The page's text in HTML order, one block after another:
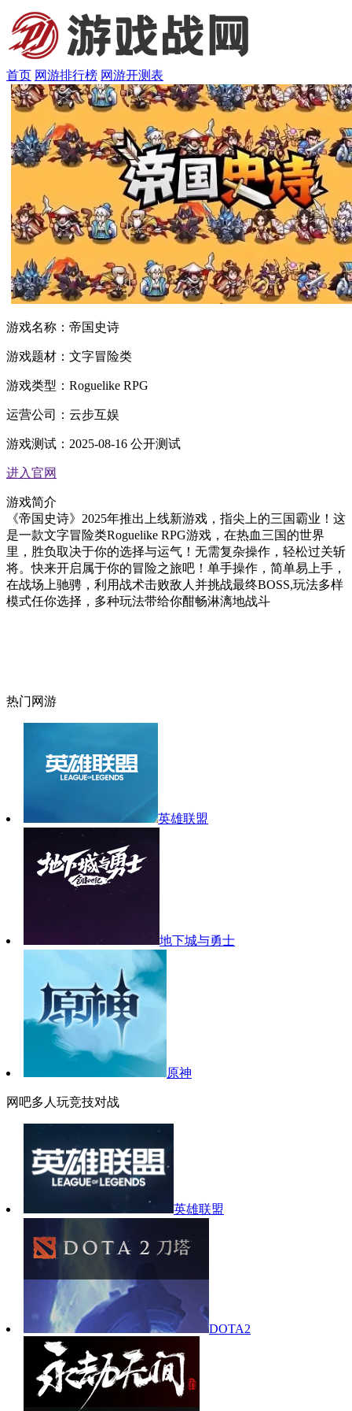
首页 网游排行榜 网游开测表
游戏名称： 帝国史诗
游戏题材： 文字冒险类
游戏类型： Roguelike RPG
运营公司： 云步互娱
游戏测试： 2025-08-16 公开测试
进入官网
游戏简介
《帝国史诗》2025年推出上线新游戏，指尖上的三国霸业！这
是一款文字冒险类Roguelike RPG游戏，在热血三国的世界
里，胜负取决于你的选择与运气！无需复杂操作，轻松过关斩
将。快来开启属于你的冒险之旅吧！单手操作，简单易上手，
在战场上驰骋，利用战术击败敌人并挑战最终BOSS,玩法多样
模式任你选择，多种玩法带给你酣畅淋漓地战斗
热门网游
英雄联盟
地下城与勇士
原神
网吧多人玩竞技对战
英雄联盟
DOTA2